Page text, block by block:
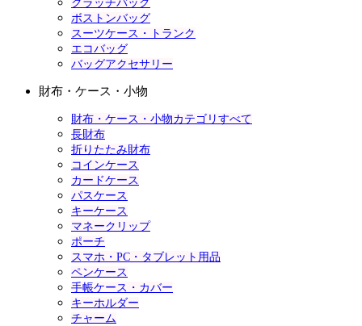
クラッチバッグ
ボストンバッグ
スーツケース・トランク
エコバッグ
バッグアクセサリー
財布・ケース・小物
財布・ケース・小物カテゴリすべて
長財布
折りたたみ財布
コインケース
カードケース
パスケース
キーケース
マネークリップ
ポーチ
スマホ・PC・タブレット用品
ペンケース
手帳ケース・カバー
キーホルダー
チャーム